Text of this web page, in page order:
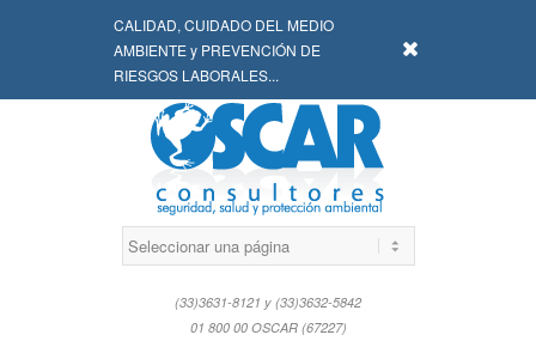
CALIDAD, CUIDADO DEL MEDIO
AMBIENTE y PREVENCIÓN DE
RIESGOS LABORALES...
(33)3631-8121 y (33)3632-5842
01 800 00 OSCAR (67227)